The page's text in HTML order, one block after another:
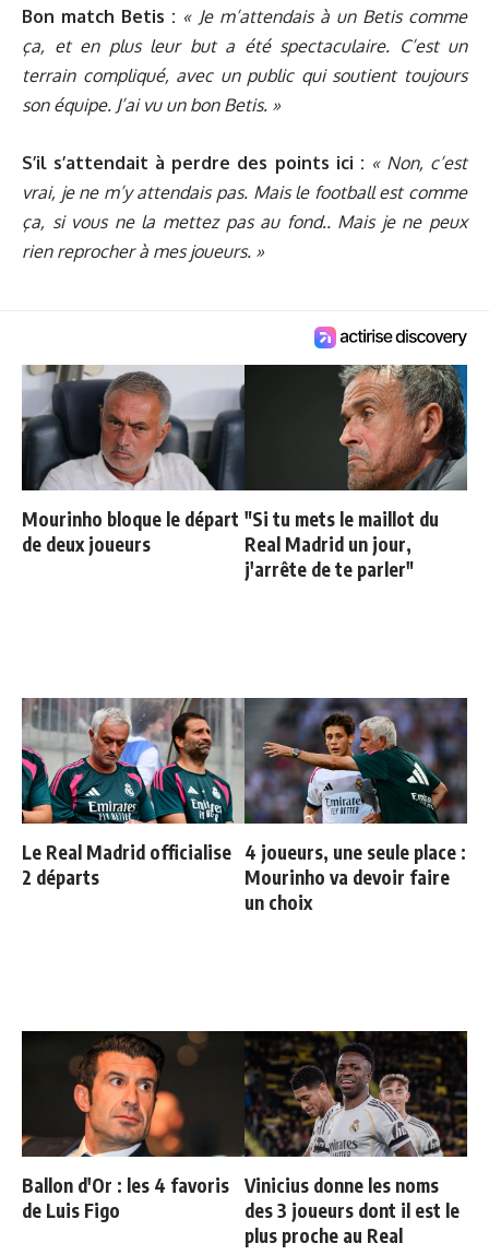
Bon match Betis : « Je m’attendais à un Betis comme
ça, et en plus leur but a été spectaculaire. C’est un
terrain compliqué, avec un public qui soutient toujours
son équipe. J’ai vu un bon Betis. »
S’il s’attendait à perdre des points ici : « Non, c’est
vrai, je ne m’y attendais pas. Mais le football est comme
ça, si vous ne la mettez pas au fond.. Mais je ne peux
rien reprocher à mes joueurs. »
Mourinho bloque le départ
de deux joueurs
"Si tu mets le maillot du
Real Madrid un jour,
j'arrête de te parler"
Le Real Madrid officialise
2 départs
4 joueurs, une seule place :
Mourinho va devoir faire
un choix
Ballon d'Or : les 4 favoris
de Luis Figo
Vinicius donne les noms
des 3 joueurs dont il est le
plus proche au Real